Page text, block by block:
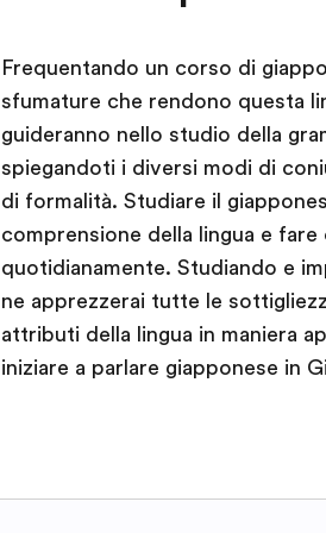
Frequentando un corso di
sfumature che rendono questa
guideranno nello studio della
spiegandoti i diversi modi di
di formalità. Studiare il
comprensione della lingua e
quotidianamente. Studiando e
ne apprezzerai tutte le
attributi della lingua in maniera
iniziare a parlare giapponese in